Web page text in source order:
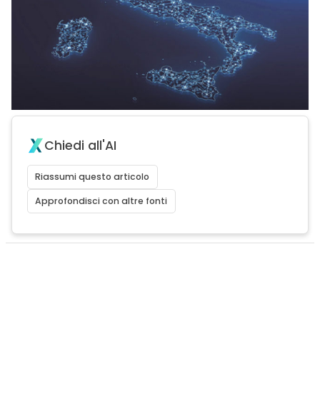
Chiedi all'AI
Riassumi questo articolo
Approfondisci con altre fonti